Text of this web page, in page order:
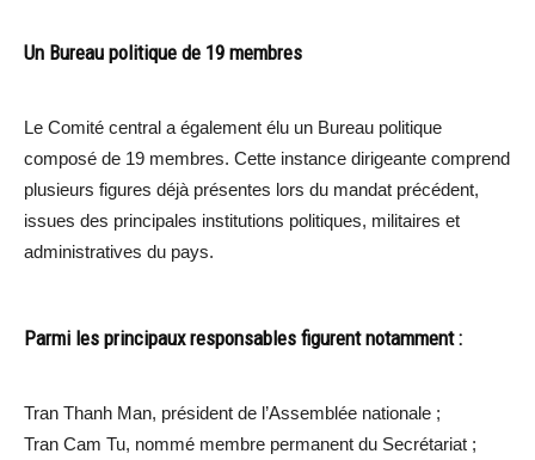
Un Bureau politique de 19 membres
Le Comité central a également élu un Bureau politique
composé de 19 membres. Cette instance dirigeante comprend
plusieurs figures déjà présentes lors du mandat précédent,
issues des principales institutions politiques, militaires et
administratives du pays.
Parmi les principaux responsables figurent notamment :
Tran Thanh Man, président de l’Assemblée nationale ;
Tran Cam Tu, nommé membre permanent du Secrétariat ;